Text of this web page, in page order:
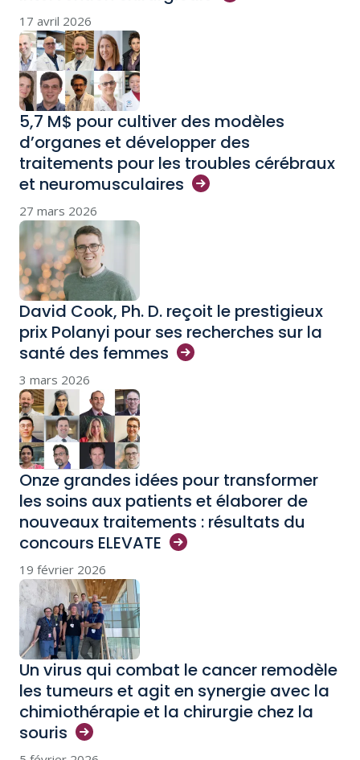
17 avril 2026
5,7 M$ pour cultiver des modèles
d’organes et développer des
traitements pour les troubles cérébraux
et neuromusculaires
27 mars 2026
David Cook, Ph. D. reçoit le prestigieux
prix Polanyi pour ses recherches sur la
santé des femmes
3 mars 2026
Onze grandes idées pour transformer
les soins aux patients et élaborer de
nouveaux traitements : résultats du
concours ELEVATE
19 février 2026
Un virus qui combat le cancer remodèle
les tumeurs et agit en synergie avec la
chimiothérapie et la chirurgie chez la
souris